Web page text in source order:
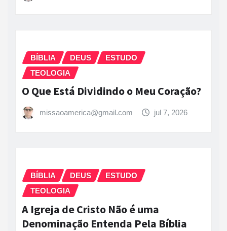
BÍBLIA DEUS
ESTUDO
TEOLOGIA
O Que Está Dividindo o Meu Coração?
missaoamerica@gmail.com jul 7, 2026
BÍBLIA DEUS
ESTUDO
TEOLOGIA
A Igreja de Cristo Não é uma
Denominação Entenda Pela Bíblia